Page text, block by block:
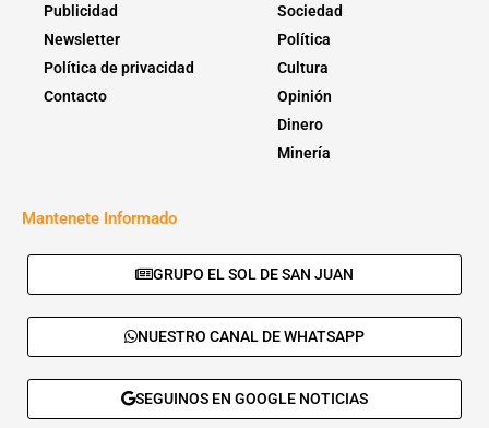
Publicidad
Newsletter
Política de privacidad
Contacto
Sociedad
Política
Cultura
Opinión
Dinero
Minería
Mantenete Informado
GRUPO EL SOL DE SAN JUAN
NUESTRO CANAL DE WHATSAPP
SEGUINOS EN GOOGLE NOTICIAS